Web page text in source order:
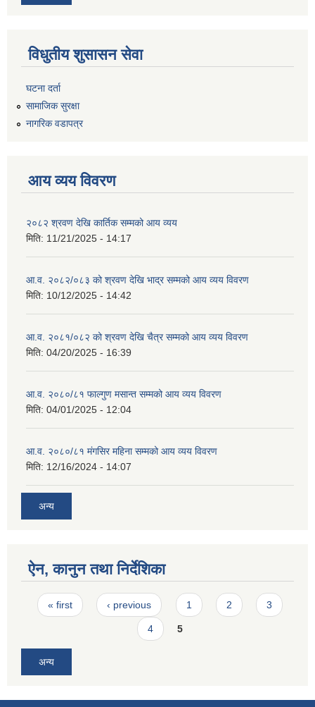
विधुतीय शुसासन सेवा
घटना दर्ता
सामाजिक सुरक्षा
नागरिक वडापत्र
आय व्यय विवरण
२०८२ श्रवण देखि कार्तिक सम्मको आय व्यय
मिति: 11/21/2025 - 14:17
आ.व. २०८२/०८३ को श्रवण देखि भाद्र सम्मको आय व्यय विवरण
मिति: 10/12/2025 - 14:42
आ.व. २०८१/०८२ को श्रवण देखि चैत्र सम्मको आय व्यय विवरण
मिति: 04/20/2025 - 16:39
आ.व. २०८०/८१ फाल्गुण मसान्त सम्मको आय व्यय विवरण
मिति: 04/01/2025 - 12:04
आ.व. २०८०/८१ मंगसिर महिना सम्मको आय व्यय विवरण
मिति: 12/16/2024 - 14:07
अन्य
ऐन, कानुन तथा निर्देशिका
Pages
« first ‹ previous 1 2 3
4 5
अन्य